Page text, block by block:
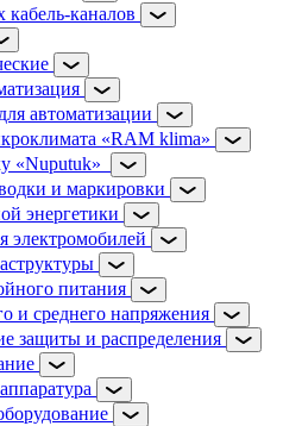
каналов
автоматизации
«RAM klima»
«Nuputuk»
и маркировки
энергетики
электромобилей
питания
и среднего напряжения
защиты и распределения